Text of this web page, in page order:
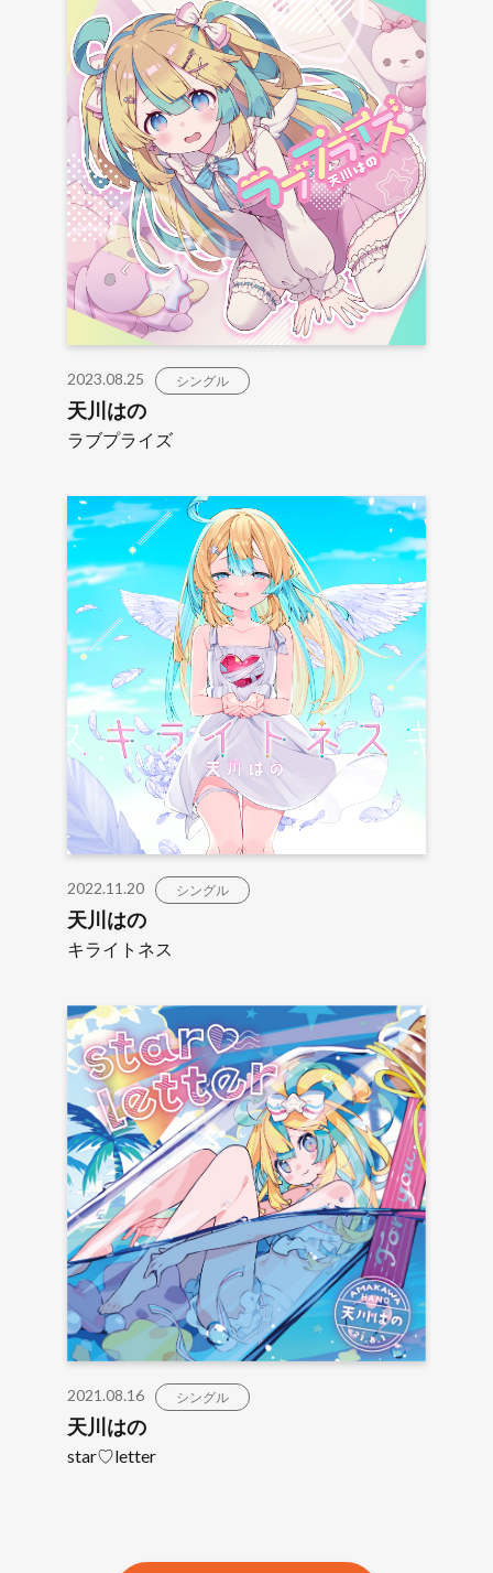
2023.08.25 シングル
天川はの
ラブプライズ
2022.11.20 シングル
天川はの
キライトネス
2021.08.16 シングル
天川はの
star♡letter